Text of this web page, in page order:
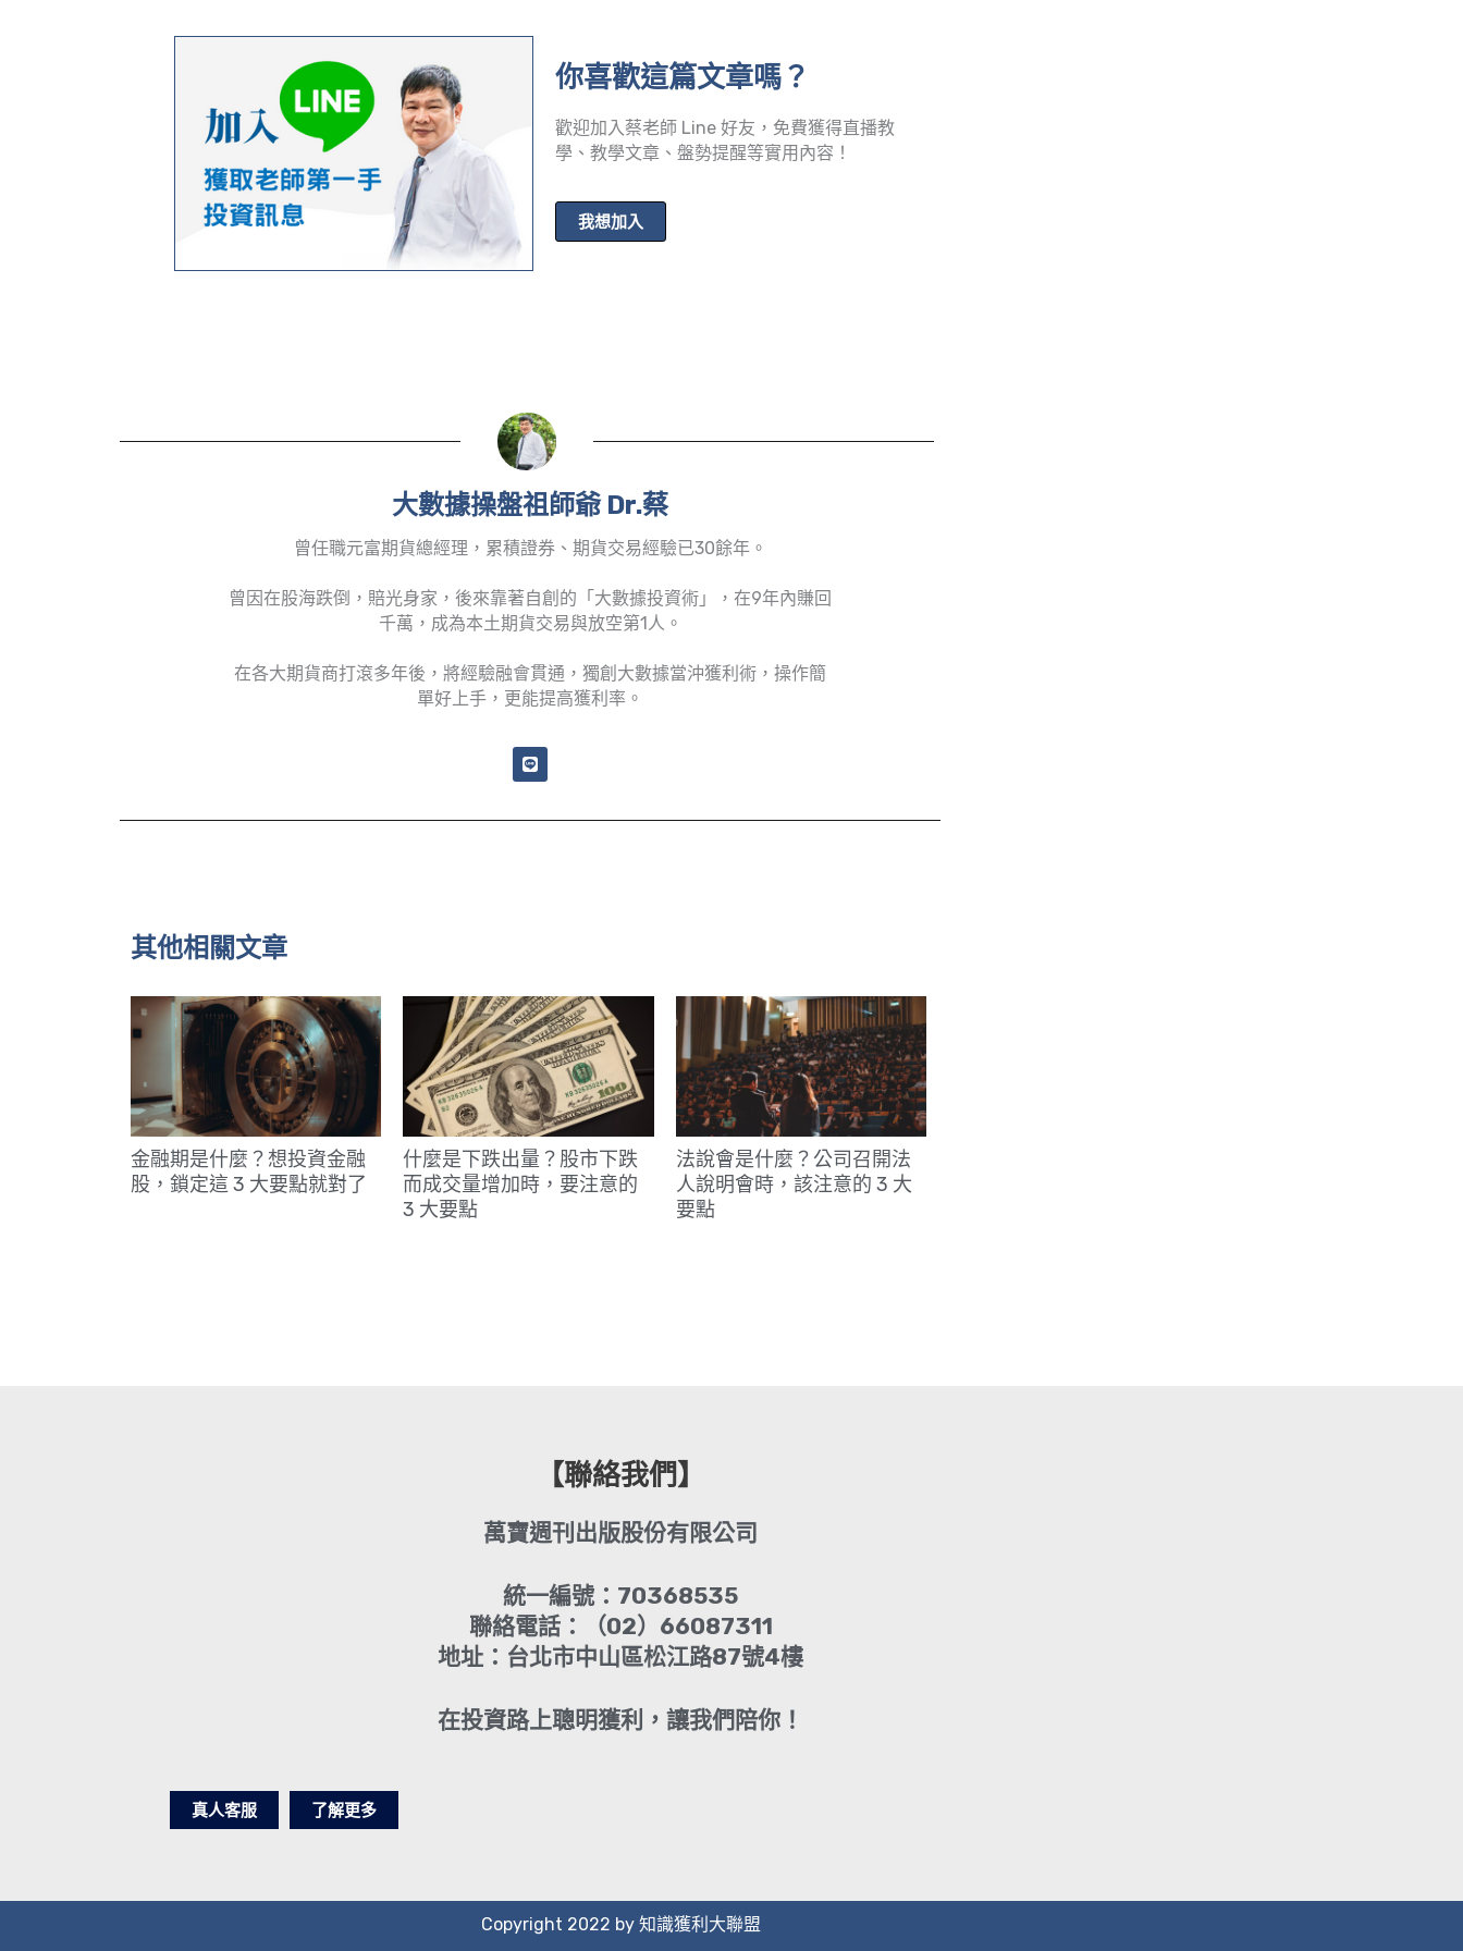
你喜歡這篇文章嗎？
歡迎加入蔡老師 Line 好友，免費獲得直播教
學、教學文章、盤勢提醒等實用內容！
我想加入
大數據操盤祖師爺 Dr.蔡
曾任職元富期貨總經理，累積證券、期貨交易經驗已30餘年。
曾因在股海跌倒，賠光身家，後來靠著自創的「大數據投資術」，在9年內賺回
千萬，成為本土期貨交易與放空第1人。
在各大期貨商打滾多年後，將經驗融會貫通，獨創大數據當沖獲利術，操作簡
單好上手，更能提高獲利率。
L
i
n
其他相關文章
金融期是什麼？想投資金融
股，鎖定這 3 大要點就對了
什麼是下跌出量？股市下跌
而成交量增加時，要注意的
3 大要點
法說會是什麼？公司召開法
人說明會時，該注意的 3 大
要點
【聯絡我們】
萬寶週刊出版股份有限公司
統一編號：70368535
聯絡電話：（02）66087311
地址：台北市中山區松江路87號4樓
在投資路上聰明獲利，讓我們陪你！
真人客服 了解更多
Copyright 2022 by 知識獲利大聯盟